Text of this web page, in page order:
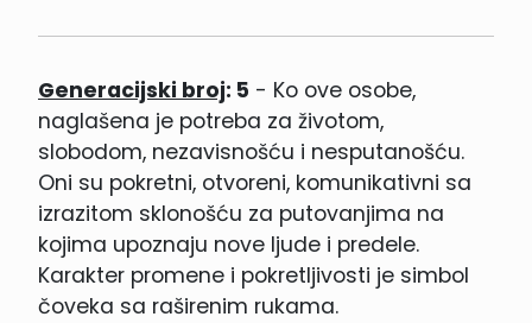
Generacijski broj: 5 - Ko ove osobe,
naglašena je potreba za životom,
slobodom, nezavisnošću i nesputanošću.
Oni su pokretni, otvoreni, komunikativni sa
izrazitom sklonošću za putovanjima na
kojima upoznaju nove ljude i predele.
Karakter promene i pokretljivosti je simbol
čoveka sa raširenim rukama.